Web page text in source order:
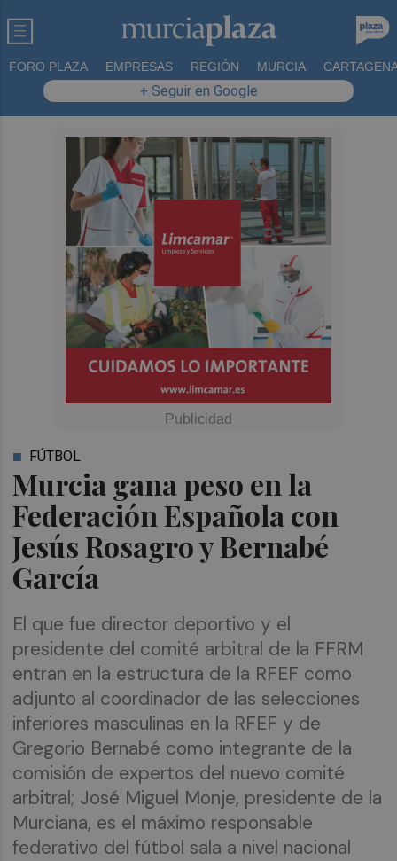
FORO PLAZA EMPRESAS REGIÓN MURCIA
+ Seguir en Google
Murcia gana peso en la
Federación Española con
Jesús Rosagro y Bernabé
García
FÚTBOL
El que fue director deportivo y el
presidente del comité arbitral de la FFRM
entran en la estructura de la RFEF como
adjunto al coordinador de las selecciones
inferiores masculinas en la RFEF y de
Gregorio Bernabé como integrante de la
comisión de expertos del nuevo comité
arbitral; José Miguel Monje, presidente de la
Murciana, es el máximo responsable
federativo del fútbol sala a nivel nacional